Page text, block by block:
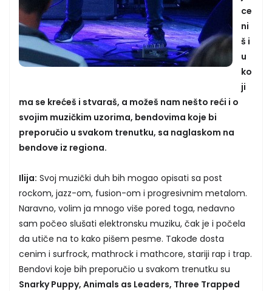
ce
ni
š i
u
ko
ji
ma se krećeš i stvaraš, a možeš nam nešto reći i o
svojim muzičkim uzorima, bendovima koje bi
preporučio u svakom trenutku, sa naglaskom na
bendove iz regiona.
Ilija: Svoj muzički duh bih mogao opisati sa post
rockom, jazz-om, fusion-om i progresivnim metalom.
Naravno, volim ja mnogo više pored toga, nedavno
sam počeo slušati elektronsku muziku, čak je i počela
da utiče na to kako pišem pesme. Takođe dosta
cenim i surfrock, mathrock i mathcore, stariji rap i trap.
Bendovi koje bih preporučio u svakom trenutku su
Snarky Puppy, Animals as Leaders, Three Trapped